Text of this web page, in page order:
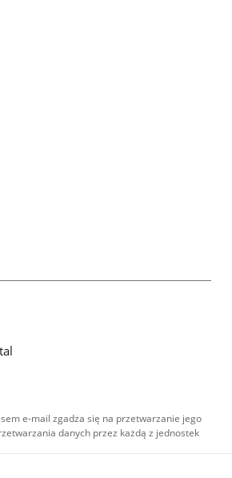
e-mail zgadza się na przetwarzanie jego
danych przez każdą z jednostek